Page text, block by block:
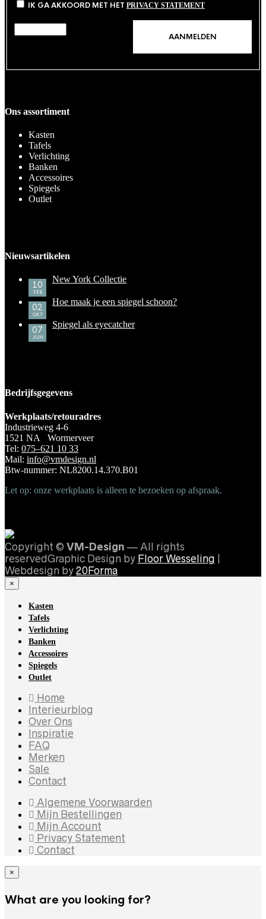
IK GA AKKOORD MET HET PRIVACY STATEMENT
Ons assortiment
Kasten
Tafels
Verlichting
Banken
Accessoires
Spiegels
Outlet
Nieuwsartikelen
10
FEB
New York Collectie
02
OKT
Hoe maak je een spiegel schoon?
07
JUN
Spiegel als eyecatcher
Bedrijfsgegevens
Werkplaats/retouradres
Industrieweg 4-6
1521 NA Wormerveer
Tel: 075–621 10 33
Mail: info@vmdesign.nl
Btw-nummer: NL8200.14.370.B01
Let op: onze werkplaats is alleen te bezoeken op afspraak.
Copyright © VM-Design — All rights
reservedGraphic Design by Floor Wesseling
Webdesign by 20Forma
×
Kasten
Tafels
Verlichting
Banken
Accessoires
Spiegels
Outlet
Home
Interieurblog
Over Ons
Inspiratie
FAQ
Merken
Sale
Contact
Algemene Voorwaarden
Mijn Bestellingen
Mijn Account
Privacy Statement
Contact
×
What are you looking for?